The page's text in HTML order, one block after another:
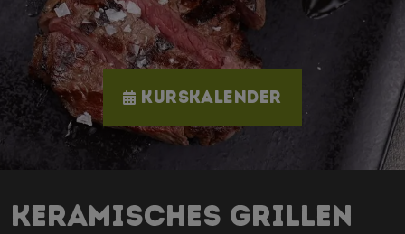
Kurskalender
Keramisches Grillen